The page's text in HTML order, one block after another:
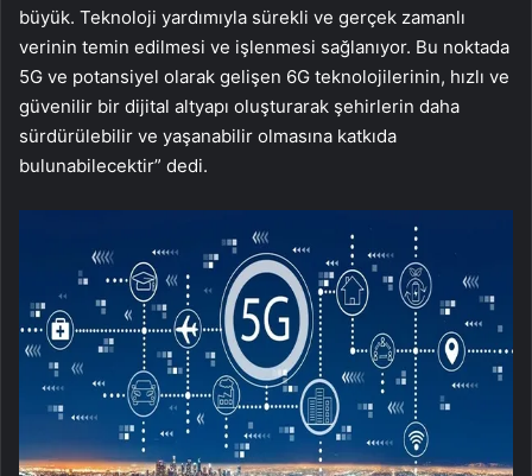
büyük. Teknoloji yardımıyla sürekli ve gerçek zamanlı
verinin temin edilmesi ve işlenmesi sağlanıyor. Bu noktada
5G ve potansiyel olarak gelişen 6G teknolojilerinin, hızlı ve
güvenilir bir dijital altyapı oluşturarak şehirlerin daha
sürdürülebilir ve yaşanabilir olmasına katkıda
bulunabilecektir” dedi.